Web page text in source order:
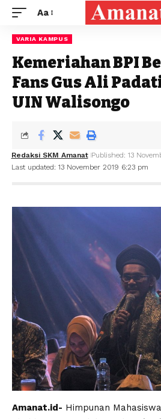
Aa
VARIA KAMPUS
Kemeriahan BPI
Fans Gus Ali
UIN Walisongo
Last updated: 13 November 2019 6:23 pm
Redaksi SKM Amanat Published: 13
Amanat.id- Himpunan